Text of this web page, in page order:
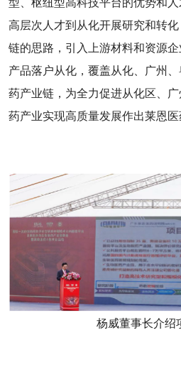
高层次人才到从化开展研究和转
链的思路，引入上游材料和资源
产品落户从化，覆盖从化、广州
药产业链，为全力促进从化区、
药产业实现高质量发展作出莱恩医
杨威董事长介绍